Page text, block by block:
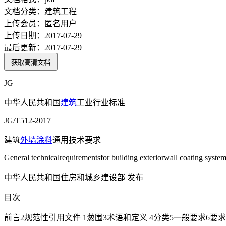
文档分类： 建筑工程
上传会员：
匿名用户
上传日期： 2017-07-29
最后更新： 2017-07-29
获取高清文档
JG
中华人民共和国 建筑工业行业标准
JG/T512-2017
建筑外墙涂料通用技术要求
General technicalrequirementsfor building exteriorwall coating system
中华人民共和国住房和城乡建设部 发布
目次
前言2规范性引用文件 1葱围3术语和定义 4分类5一般要求6要